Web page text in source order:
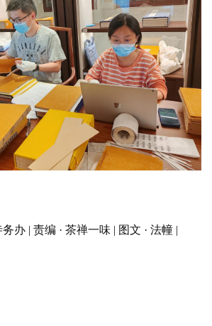
办 | 责编 · 茶禅一味 | 图文 · 法幢 |